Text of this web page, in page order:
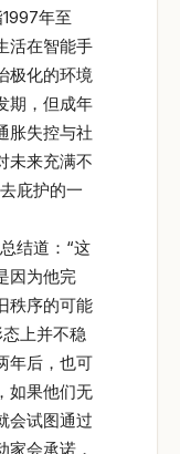
年至
活在智能手
极化的环境
期，但成年
胀失控与社
未来充满不
庇护的一
结道：“这
因为他完
秩序的可能
上并不稳
年后，也可
如果他们无
会试图通过
会承诺，